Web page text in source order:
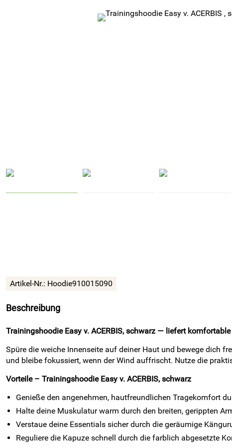
Artikel-Nr.: Hoodie910015090
Beschreibung
Trainingshoodie Easy v. ACERBIS, schwarz — liefert
Spüre die weiche Innenseite auf deiner Haut und bewege dich
und bleibe fokussiert, wenn der Wind auffrischt. Nutze die
Vorteile – Trainingshoodie Easy v. ACERBIS, schwarz
Genieße den angenehmen, hautfreundlichen Tragekomfort
Halte deine Muskulatur warm durch den breiten, gerippten
Verstaue deine Essentials sicher durch die geräumige
Reguliere die Kapuze schnell durch die farblich abgesetzte